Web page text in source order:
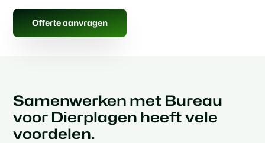
Offerte aanvragen
Samenwerken met Bureau
voor Dierplagen heeft vele
voordelen.